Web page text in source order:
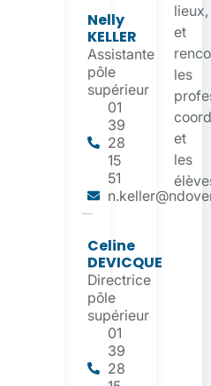
lieux,
et
les
et
les
Nelly
KELLER
Assistante
pôle
supérieur
01
39
28
15
51
Celine
DEVICQUE
Directrice
pôle
supérieur
01
39
28